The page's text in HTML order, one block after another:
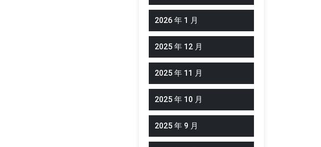
2026 年 1 月
2025 年 12 月
2025 年 11 月
2025 年 10 月
2025 年 9 月